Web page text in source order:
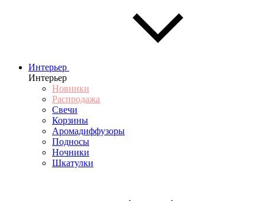
Интерьер
Интерьер
Новинки
Распродажа
Свечи
Корзины
Аромадиффузоры
Подносы
Ночники
Шкатулки